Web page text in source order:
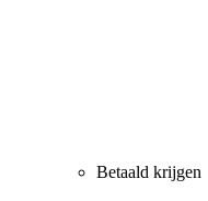
Betaald krijgen